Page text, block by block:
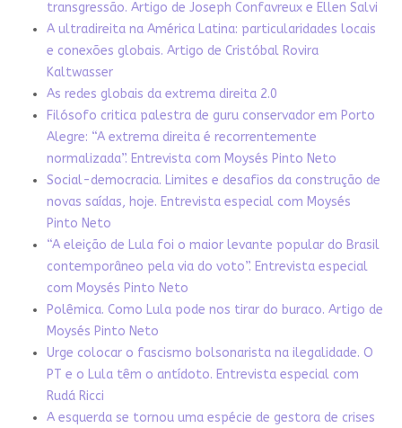
transgressão. Artigo de Joseph Confavreux e Ellen Salvi
A ultradireita na América Latina: particularidades locais
e conexões globais. Artigo de Cristóbal Rovira
Kaltwasser
As redes globais da extrema direita 2.0
Filósofo critica palestra de guru conservador em Porto
Alegre: “A extrema direita é recorrentemente
normalizada”. Entrevista com Moysés Pinto Neto
Social-democracia. Limites e desafios da construção de
novas saídas, hoje. Entrevista especial com Moysés
Pinto Neto
“A eleição de Lula foi o maior levante popular do Brasil
contemporâneo pela via do voto”. Entrevista especial
com Moysés Pinto Neto
Polêmica. Como Lula pode nos tirar do buraco. Artigo de
Moysés Pinto Neto
Urge colocar o fascismo bolsonarista na ilegalidade. O
PT e o Lula têm o antídoto. Entrevista especial com
Rudá Ricci
A esquerda se tornou uma espécie de gestora de crises